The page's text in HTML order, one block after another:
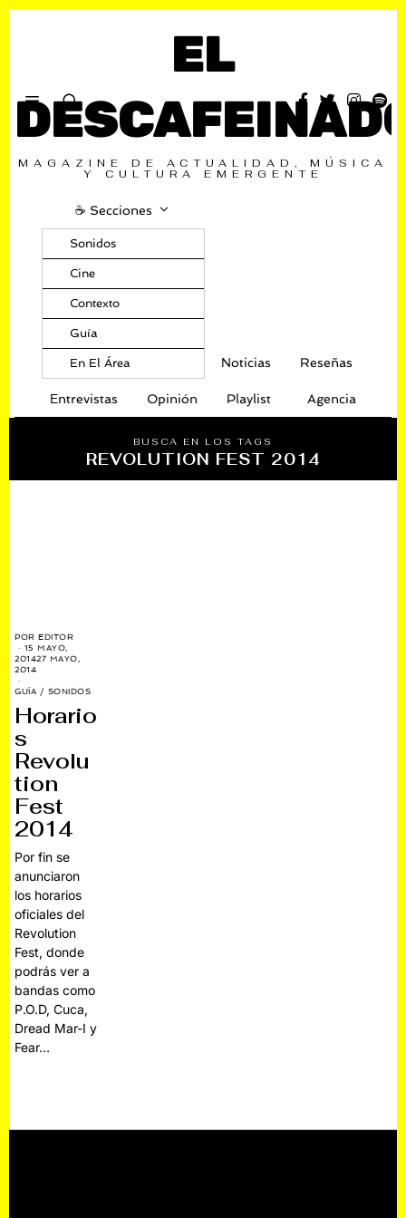
EL
MAGAZINE DE ACTUALIDAD, MÚSICA
Y CULTURA EMERGENTE
☕️ Secciones
Sonidos
Cine
Contexto
Guía
En El Área Noticias Reseñas
Entrevistas Opinión Playlist Agencia
BUSCA EN LOS TAGS
REVOLUTION FEST 2014
POREDITOR
15 MAYO,
201427 MAYO,
2014
GUÍA / SONIDOS
Horario
s
Revolu
tion
Fest
2014
Por fin se
anunciaron
los horarios
oficiales del
Revolution
Fest, donde
podrás ver a
bandas como
P.O.D, Cuca,
Dread Mar-I y
Fear…